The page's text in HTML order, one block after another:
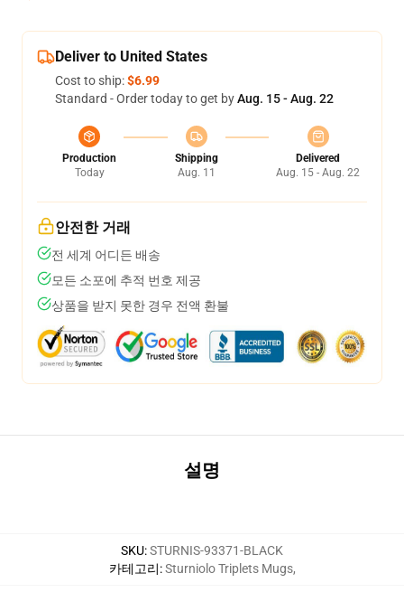
Deliver to United States
Cost to ship:$6.99
Standard - Order today to get byAug. 15 - Aug. 22
Production
Today
Shipping
Aug. 11
Delivered
Aug. 15 - Aug. 22
안전한 거래
전 세계 어디든 배송
모든 소포에 추적 번호 제공
상품을 받지 못한 경우 전액 환불
설명
SKU:STURNIS-93371-BLACK
카테고리:Sturniolo Triplets Mugs,